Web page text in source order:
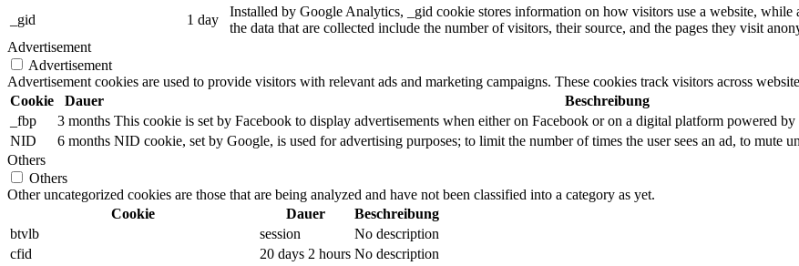
_gid 1 day
Installed by Google Analytics, _gid cookie stores information on how visitors use a website,
the data that are collected include the number of visitors, their source, and the pages they visit
Advertisement
Advertisement
Advertisement cookies are used to provide visitors with relevant ads and marketing campaigns. These cookies track visitors across
Cookie
Dauer
Beschreibung
_fbp
3 months This cookie is set by Facebook to display advertisements when either on Facebook or on a digital platform powered
NID
6 months NID cookie, set by Google, is used for advertising purposes; to limit the number of times the user sees an ad, to mute
Others
Others
Other uncategorized cookies are those that are being analyzed and have not been classified into a category as yet.
Cookie
Dauer
Beschreibung
btvlb
session
No description
cfid
20 days 2 hours No description